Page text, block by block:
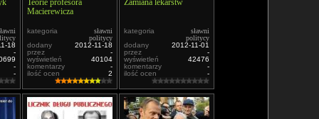
18
-
-
-
Teorie profesora
Macierewicza
kategoria
sławni
politycy
dodany
2012-11-18
przez
-
wyświetleń
40104
komentarzy
-
ilość ocen
2
Zamiana lekarstw
kategoria
sławni
politycy
dodany
2012-11-01
przez
-
wyświetleń
42476
komentarzy
-
ilość ocen
-